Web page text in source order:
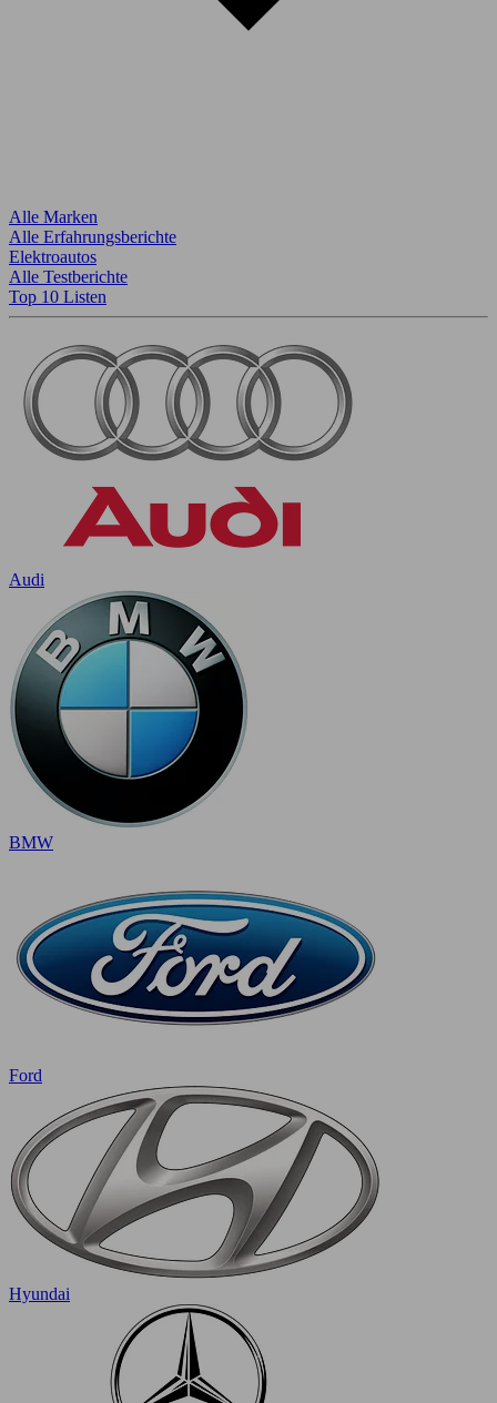
Alle Marken
Alle Erfahrungsberichte
Elektroautos
Alle Testberichte
Top 10 Listen
Audi
BMW
Ford
Hyundai